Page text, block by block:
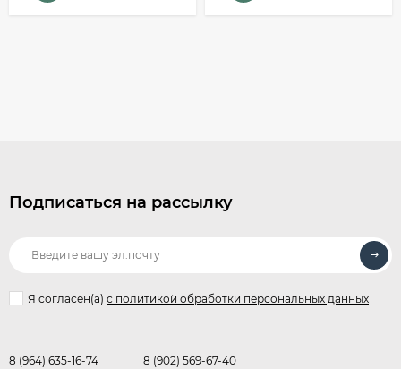
Подписаться на рассылку
Я согласен(a) с политикой обработки персональных данных
8 (964) 635-16-74 8 (902) 569-67-40